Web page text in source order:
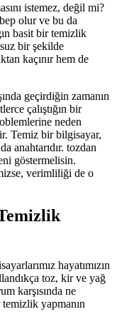
istemez, değil mi?
olur ve bu da
basit bir temizlik
bir şekilde
kaçınır hem de
geçirdiğin zamanın
çalıştığın bir
neden
Temiz bir bilgisayar,
anahtarıdır. tozdan
göstermelisin.
verimliliği de o
hayatımızın
toz, kir ve yağ
karşısında ne
temizlik yapmanın